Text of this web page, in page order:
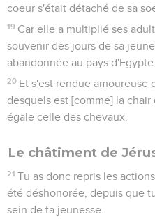
coeur s'était détaché de sa
19 Car elle a multiplié ses
souvenir des jours de sa
abandonnée au pays d'Egypte.
20 Et s'est rendue amoureuse
desquels est [comme] la
égale celle des chevaux.
Le châtiment de
21 Tu as donc repris les
été déshonorée, depuis que
sein de ta jeunesse.